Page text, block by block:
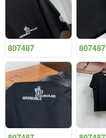
807487 807487